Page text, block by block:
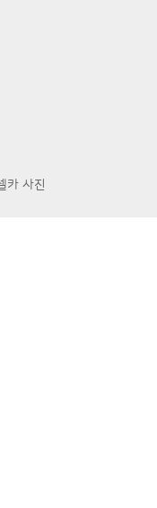
카 사진